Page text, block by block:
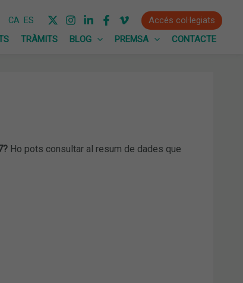
CA ES
Accés col·legiats
TRÀMITS BLOG PREMSA CONTACTE
Ho pots consultar al resum de dades que